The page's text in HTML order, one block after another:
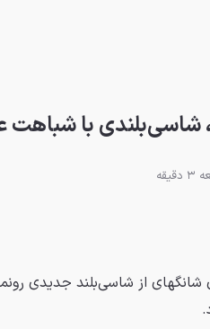
از شاسی‌بلند جدیدی